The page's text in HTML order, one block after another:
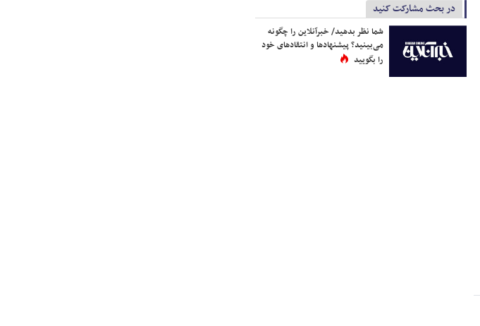
در بحث مشارکت کنید
شما نظر بدهید/ خبرآنلاین را چگونه
می‌بینید؟ پیشنهادها و انتقادهای خود
را بگویید